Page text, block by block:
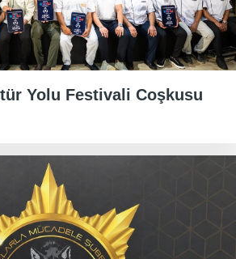
Yolu Festivali Coşkusu